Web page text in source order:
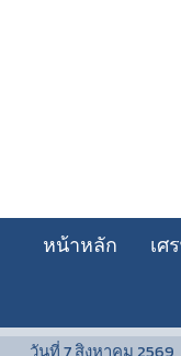
หน้าหลัก เศ
วันที่7 สิงหาคม 2569